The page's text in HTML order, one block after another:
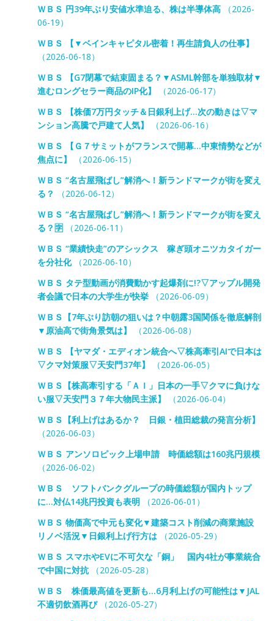
ＷＢＳ 円39年ぶり安値水準迫る、株は半導体高（2026-
06-19）
ＷＢＳ 【▼ベインキャピタル密着！再生請負人の仕事】
（2026-06-18）
ＷＢＳ 【G7閉幕で結束固まる？▼ASML幹部を単独取材▼
進むロングセラー商品のIP化】
（2026-06-17）
ＷＢＳ 【株価7万円タッチ＆日銀利上げ…次の動きは▽マ
ンション高騰で戸建て人気】
（2026-06-16）
ＷＢＳ 【Ｇ７サミットがフランスで開幕…中東情勢などが
焦点に】
（2026-06-15）
ＷＢＳ “名古屋飛ばし”解消へ！新ランドマークが街を変え
る？
（2026-06-12）
ＷＢＳ “名古屋飛ばし”解消へ！新ランドマークが街を変え
る？🈑 （2026-06-11）
ＷＢＳ “業績快走”のアシックス 稼ぎ頭オニツカタイガー
を分社化（2026-06-10）
ＷＢＳ タテ型動画が消費動かす起爆剤に!?▽アップル開発
者会議で日本の大学生が快挙（2026-06-09）
ＷＢＳ【7年ぶり訪朝の狙いは？中朝露3国関係を徹底解剖
▼原油高で街角景気は】
（2026-06-08）
ＷＢＳ 【ヤマダ・エディオン統合へ▽株高牽引AIで日本は
▽クマ対策服▽天安門37年】
（2026-06-05）
ＷＢＳ【株高牽引する「ＡＩ」日本の一手▽クマに負けな
い服▽天安門３７年大物民主派】
（2026-06-04）
ＷＢＳ【利上げはあるか？ 日銀・植田総裁の発言分析】
（2026-06-03）
ＷＢＳ アンソロピック上場申請 時価総額は160兆円規模
（2026-06-02）
ＷＢＳ ソフトバンクグループの時価総額が国内トップ
に…対仏14兆円投資も表明 （2026-06-01）
ＷＢＳ 物価高で中元も変化▼建築コスト削減の商業施設
リノベ活況▼日銀利上げ行方は（2026-05-29）
ＷＢＳ スマホやEVに不可欠な「銅」 国内4社が事業統合
で中国に対抗（2026-05-28）
ＷＢＳ 株価最高値を更新も…6月利上げの可能性は▼JAL
不適切飲酒再び（2026-05-27）